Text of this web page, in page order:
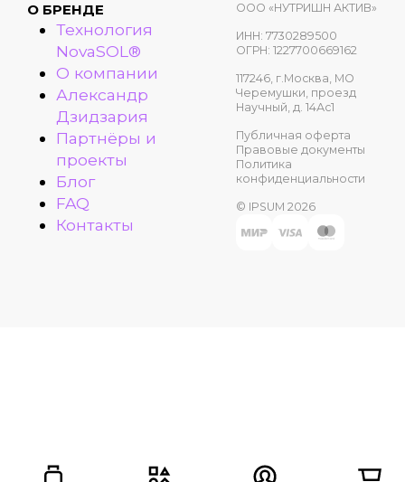
О БРЕНДЕ
Технология
NovaSOL®
О компании
Александр
Дзидзария
Партнёры и
проекты
Блог
FAQ
Контакты
ООО «НУТРИШН АКТИВ»
ИНН: 7730289500
ОГРН: 1227700669162
117246, г.Москва, МО
Черемушки, проезд
Научный, д. 14Ас1
Публичная оферта
Правовые документы
Политика
конфиденциальности
© IPSUM 2026